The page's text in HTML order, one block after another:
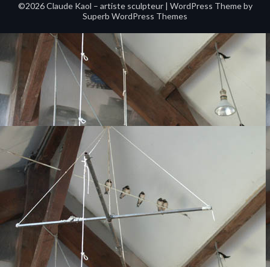
©2026 Claude Kaol – artiste sculpteur | WordPress Theme by
Superb WordPress Themes